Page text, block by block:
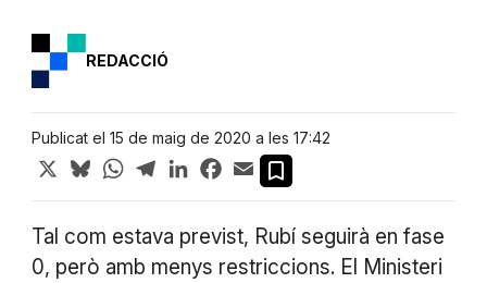
REDACCIÓ
Publicat el 15 de maig de 2020 a les 17:42
X BlueskyWhatsApp
TelegramLinkedInFacebook
Email
Tal com estava previst, Rubí seguirà en fase
0, però amb menys restriccions. El Ministeri